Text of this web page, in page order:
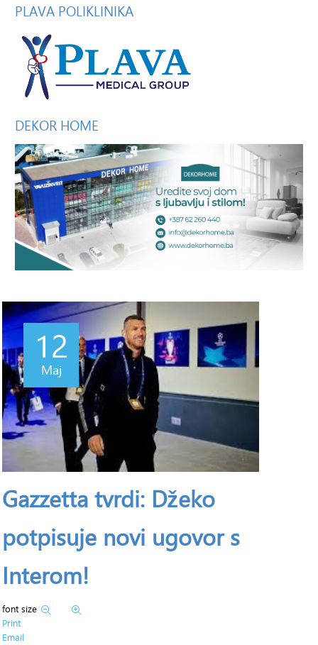
PLAVA POLIKLINIKA
DEKOR HOME
12
Maj
Gazzetta tvrdi: Džeko
potpisuje novi ugovor s
Interom!
font size
Print
Email